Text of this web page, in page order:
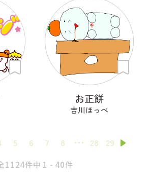
お正餅
吉川ほっぺ
5 6 7 8 28 29
1124件中 1 - 40件